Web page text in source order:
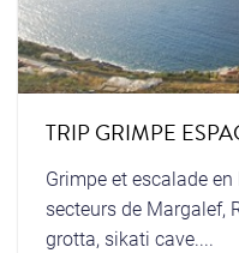
TRIP GRIMPE
Grimpe et escalade
secteurs de Margalef,
grotta, sikati cave....